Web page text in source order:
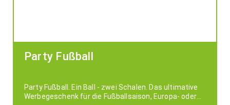
Party Fußball
Party Fußball. Ein Ball - zwei Schalen. Das ultimative
Werbegeschenk für die Fußballsaison, Europa- oder